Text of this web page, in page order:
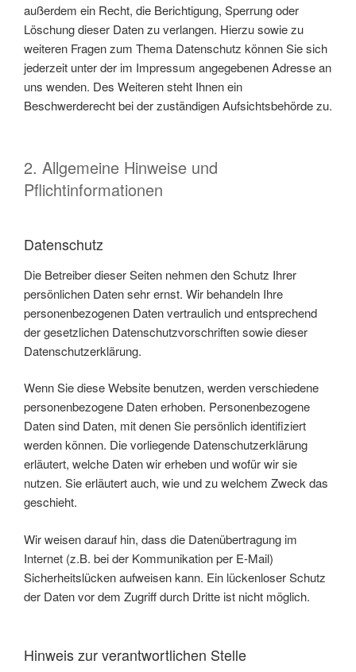
außerdem ein Recht, die Berichtigung, Sperrung oder
Löschung dieser Daten zu verlangen. Hierzu sowie zu
weiteren Fragen zum Thema Datenschutz können Sie sich
jederzeit unter der im Impressum angegebenen Adresse an
uns wenden. Des Weiteren steht Ihnen ein
Beschwerderecht bei der zuständigen Aufsichtsbehörde zu.
2. Allgemeine Hinweise und
Pflichtinformationen
Datenschutz
Die Betreiber dieser Seiten nehmen den Schutz Ihrer
persönlichen Daten sehr ernst. Wir behandeln Ihre
personenbezogenen Daten vertraulich und entsprechend
der gesetzlichen Datenschutzvorschriften sowie dieser
Datenschutzerklärung.
Wenn Sie diese Website benutzen, werden verschiedene
personenbezogene Daten erhoben. Personenbezogene
Daten sind Daten, mit denen Sie persönlich identifiziert
werden können. Die vorliegende Datenschutzerklärung
erläutert, welche Daten wir erheben und wofür wir sie
nutzen. Sie erläutert auch, wie und zu welchem Zweck das
geschieht.
Wir weisen darauf hin, dass die Datenübertragung im
Internet (z.B. bei der Kommunikation per E-Mail)
Sicherheitslücken aufweisen kann. Ein lückenloser Schutz
der Daten vor dem Zugriff durch Dritte ist nicht möglich.
Hinweis zur verantwortlichen Stelle